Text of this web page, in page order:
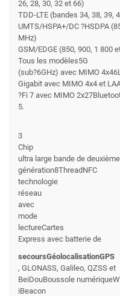
26, 28, 30, 32 et 66)
TDD-LTE (bandes 34, 38, 39,
UMTS/HSPA+/DC ?HSDPA
MHz)
GSM/EDGE (850, 900, 1 800
Tous les modèles5G
(sub?6GHz) avec MIMO
Gigabit avec MIMO 4x4 et
?Fi 7 avec MIMO
5.
3
Chip
ultra large bande de deuxième
génération8ThreadNFC
technologie
réseau
avec
mode
lectureCartes
Express avec batterie de
secoursGéolocalisationGPS
, GLONASS, Galileo, QZSS et
BeiDouBoussole
iBeacon